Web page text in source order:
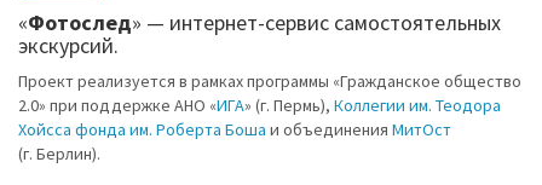
This
is
for
testing
whether
«Фотослед» — интернет-сервис самостоятельных
экскурсий.
Проект реализуется в рамках программы «Гражданское общество
2.0» при поддержке АНО «ИГА» (г. Пермь), Коллегии им. Теодора
Хойсса фонда им. Роберта Боша и объединения МитОст
(г. Берлин).